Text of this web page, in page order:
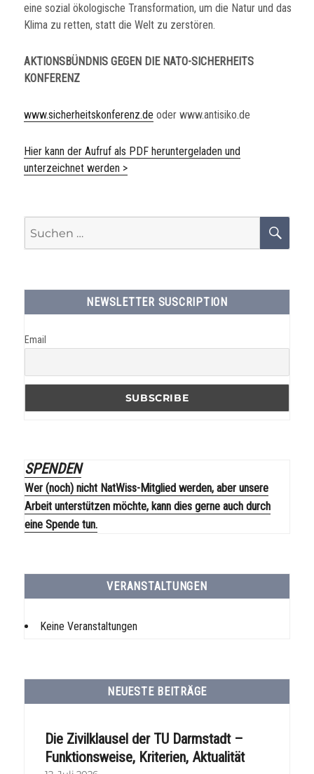
eine sozial ökologische Transformation, um die Natur und das
Klima zu retten, statt die Welt zu zerstören.
AKTIONSBÜNDNISGEGEN DIE NATO-SICHERHEITS
KONFERENZ
www.sicherheitskonferenz.de oder www.antisiko.de
Hier kann der Aufruf als PDF heruntergeladen und
unterzeichnet werden >
nach:
NEWSLETTER SUSCRIPTION
Email
SPENDEN
Wer (noch) nicht NatWiss-Mitglied werden, aber unsere
Arbeit unterstützen möchte, kann dies gerne auch durch
eine Spende tun.
VERANSTALTUNGEN
Keine Veranstaltungen
NEUESTE BEITRÄGE
Die Zivilklausel der TU Darmstadt –
Funktionsweise, Kriterien, Aktualität